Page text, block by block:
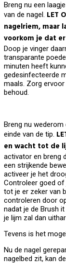
Breng nu een
van de nagel. LET
nagelriem, maar
voorkom je dat
Doop je vinger
transparante
minuten heeft
gedesinfecteerde
maals. Zorg
behoud.
Breng nu
einde van de tip.
en wacht tot de
activator en breng
een strijkende
activeer je het
Controleer goed of
tot je er zeker van
controleren door
nadat je de Brush
je lijm zal dan
Tevens is het
Nu de nagel
nagelbed zit, kan